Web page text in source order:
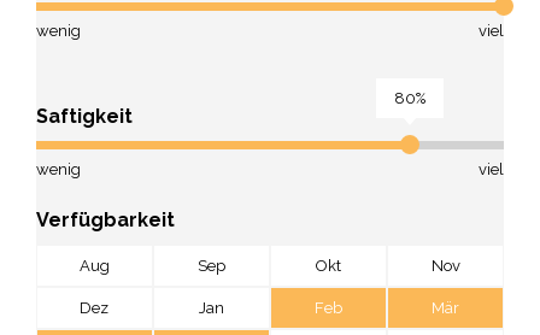
wenig viel
Saftigkeit
80%
wenig viel
Verfügbarkeit
Aug Sep Okt Nov
Dez Jan Feb Mär